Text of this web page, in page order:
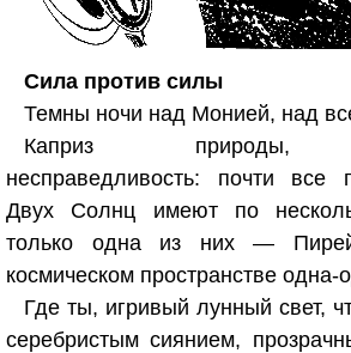
Сила против силы
Темны ночи над Монией, над
Каприз природы,
несправедливость: почти все
Двух Солнц имеют по
только одна из них —
космическом пространстве одна-
Где ты, игривый лунный свет,
серебристым сиянием,